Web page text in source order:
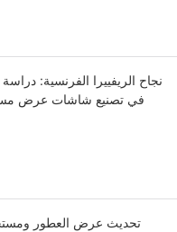
نجاح الريفييرا الفرنسية:
في تصنيع شاشات عرض
تحديث عرض العطور